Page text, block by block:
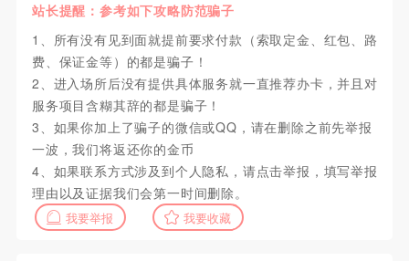
站长提醒：参考如下攻略防范骗子
1、所有没有见到面就提前要求付款（索取定金、红包、路
费、保证金等）的都是骗子！
2、进入场所后没有提供具体服务就一直推荐办卡，并且对
服务项目含糊其辞的都是骗子！
3、如果你加上了骗子的微信或QQ，请在删除之前先举报
一波，我们将返还你的金币
4、如果联系方式涉及到个人隐私，请点击举报，填写举报
理由以及证据我们会第一时间删除。
我要举报 我要收藏